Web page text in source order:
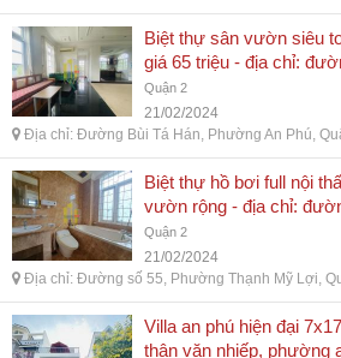
Biệt thự sân vườn siêu
giá 65 triệu - địa chỉ:
an phú, quận 2, hồ chí
Quận 2
21/02/2024
Địa chỉ: Đường Bùi Tá Hán, Phường An Phú,
Biệt thự hồ bơi full nội
vườn rộng - địa chỉ:
mỹ lợi, quận 2, hồ chí
Quận 2
21/02/2024
Địa chỉ: Đường số 55, Phường Thạnh Mỹ Lợi,
Villa an phú hiện đại
thân văn nhiếp, phường